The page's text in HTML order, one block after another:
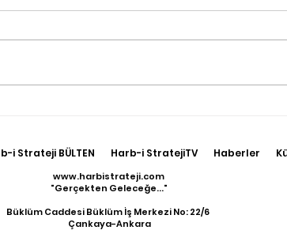
17
i Strateji BÜLTEN Harb-i StratejiTV Haberler
www.harbistrateji.com
"Gerçekten Geleceğe..."
Büklüm Caddesi Büklüm İş Merkezi No: 22/6
Çankaya-Ankara